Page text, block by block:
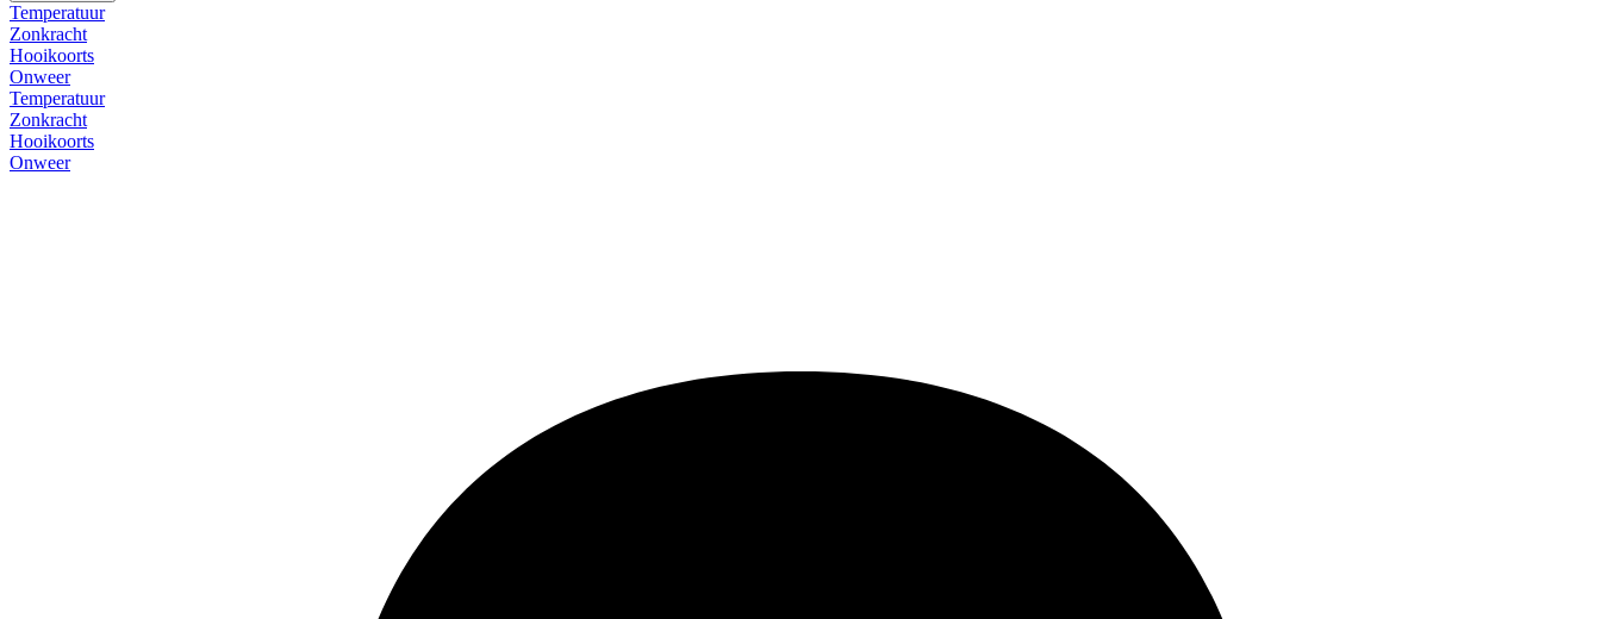
Temperatuur
Zonkracht
Hooikoorts
Onweer
Temperatuur
Zonkracht
Hooikoorts
Onweer